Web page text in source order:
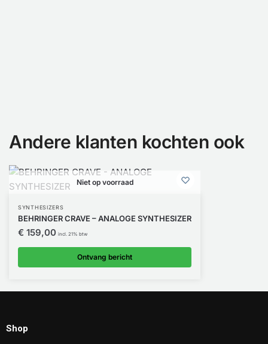
Andere klanten kochten ook
Niet op voorraad
SYNTHESIZERS
BEHRINGER CRAVE – ANALOGE SYNTHESIZER
€ 159,00 incl. 21% btw
Ontvang bericht
Shop